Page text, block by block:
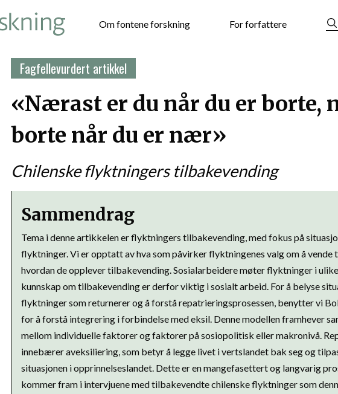
Om fontene forskning For forfattere
i PDF-format
Fagfellevurdert artikkel
«Nærast er du når du er borte,
borte når du er nær»
Chilenske flyktningers tilbakevending
Sammendrag
Tema i denne artikkelen er flyktningers tilbakevending, med fokus på
flyktninger. Vi er opptatt av hva som påvirker flyktningenes valg om å vende
hvordan de opplever tilbakevending. Sosialarbeidere møter flyktninger i
kunnskap om tilbakevending er derfor viktig i sosialt arbeid. For å belyse
flyktninger som returnerer og å forstå repatrieringsprosessen, benytter vi
for å forstå integrering i forbindelse med eksil. Denne modellen framhever
mellom individuelle faktorer og faktorer på sosiopolitisk eller makronivå.
innebærer aveksiliering, som betyr å legge livet i vertslandet bak seg og
situasjonen i opprinnelseslandet. Dette er en mangefasettert og langvarig
kommer fram i intervjuene med tilbakevendte chilenske flyktninger som